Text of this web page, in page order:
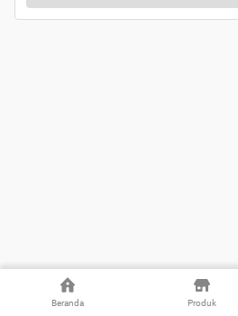
Beranda Produk